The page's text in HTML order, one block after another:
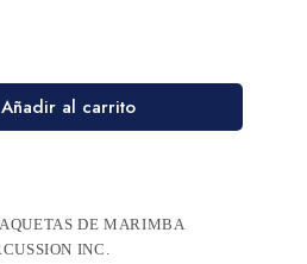
Añadir al carrito
DE MARIMBA
INC.